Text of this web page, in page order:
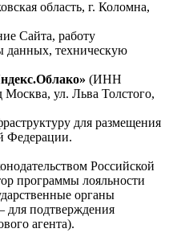
область, г. Коломна,
Сайта, работу
данных, техническую
(ИНН
Москва, ул. Льва Толстого,
для размещения
Федерации.
Российской
программы лояльности
органы
подтверждения
агента).